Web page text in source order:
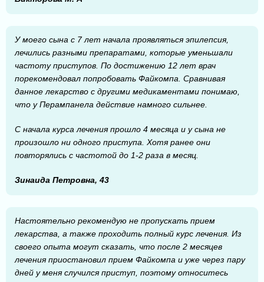
У моего сына с 7 лет начала проявляться эпилепсия,
лечились разными препаратами, которые уменьшали
частоту приступов. По достижению 12 лет врач
порекомендовал попробовать Файкомпа. Сравнивая
данное лекарство с другими медикаментами понимаю,
что у Перампанела действие намного сильнее.
С начала курса лечения прошло 4 месяца и у сына не
произошло ни одного приступа. Хотя ранее они
повторялись с частотой до 1-2 раза в месяц.
Зинаида Петровна, 43
Настоятельно рекомендую не пропускать прием
лекарства, а также проходить полный курс лечения. Из
своего опыта могут сказать, что после 2 месяцев
лечения приостановил прием Файкомпа и уже через пару
дней у меня случился приступ, поэтому относитесь